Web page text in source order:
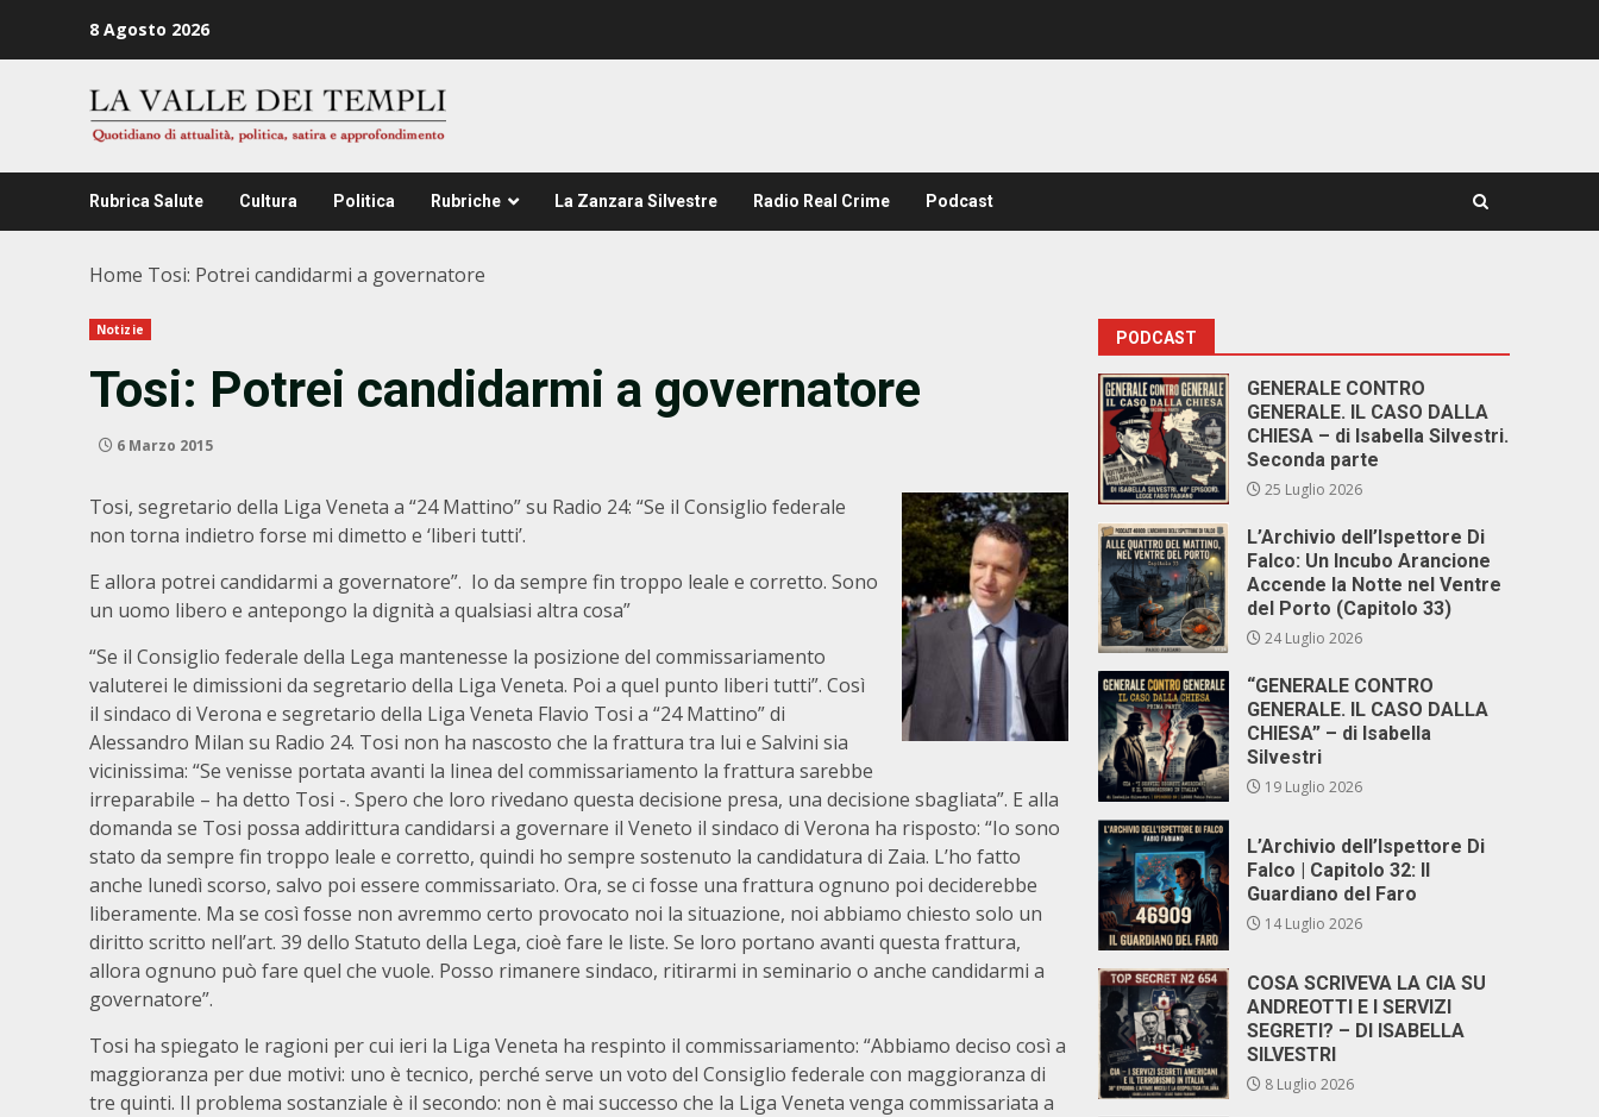
8 Agosto 2026
Rubrica Salute Cultura Politica Rubriche La Zanzara Silvestre Radio Real Crime Podcast
Home Tosi: Potrei candidarmi a governatore
Notizie
Tosi: Potrei candidarmi a governatore
6 Marzo 2015
Tosi, segretario della Liga Veneta a “24 Mattino” su Radio 24: “Se il Consiglio federale
non torna indietro forse mi dimetto e ‘liberi tutti’.
E allora potrei candidarmi a governatore”. Io da sempre fin troppo leale e corretto. Sono
un uomo libero e antepongo la dignità a qualsiasi altra cosa”
“Se il Consiglio federale della Lega mantenesse la posizione del commissariamento
valuterei le dimissioni da segretario della Liga Veneta. Poi a quel punto liberi tutti”. Così
il sindaco di Verona e segretario della Liga Veneta Flavio Tosi a “24 Mattino” di
Alessandro Milan su Radio 24. Tosi non ha nascosto che la frattura tra lui e Salvini sia
vicinissima: “Se venisse portata avanti la linea del commissariamento la frattura sarebbe
irreparabile – ha detto Tosi -. Spero che loro rivedano questa decisione presa, una decisione sbagliata”. E alla
domanda se Tosi possa addirittura candidarsi a governare il Veneto il sindaco di Verona ha risposto: “Io sono
stato da sempre fin troppo leale e corretto, quindi ho sempre sostenuto la candidatura di Zaia. L’ho fatto
anche lunedì scorso, salvo poi essere commissariato. Ora, se ci fosse una frattura ognuno poi deciderebbe
liberamente. Ma se così fosse non avremmo certo provocato noi la situazione, noi abbiamo chiesto solo un
diritto scritto nell’art. 39 dello Statuto della Lega, cioè fare le liste. Se loro portano avanti questa frattura,
allora ognuno può fare quel che vuole. Posso rimanere sindaco, ritirarmi in seminario o anche candidarmi a
governatore”.
Tosi ha spiegato le ragioni per cui ieri la Liga Veneta ha respinto il commissariamento: “Abbiamo deciso così a
maggioranza per due motivi: uno è tecnico, perché serve un voto del Consiglio federale con maggioranza di
tre quinti. Il problema sostanziale è il secondo: non è mai successo che la Liga Veneta venga commissariata a
PODCAST
GENERALE CONTRO
GENERALE. IL CASO DALLA
CHIESA – di Isabella Silvestri.
Seconda parte
25 Luglio 2026
L’Archivio dell’Ispettore Di
Falco: Un Incubo Arancione
Accende la Notte nel Ventre
del Porto (Capitolo 33)
24 Luglio 2026
“GENERALE CONTRO
GENERALE. IL CASO DALLA
CHIESA” – di Isabella
Silvestri
19 Luglio 2026
L’Archivio dell’Ispettore Di
Falco | Capitolo 32: Il
Guardiano del Faro
14 Luglio 2026
COSA SCRIVEVA LA CIA SU
ANDREOTTI E I SERVIZI
SEGRETI? – DI ISABELLA
SILVESTRI
8 Luglio 2026